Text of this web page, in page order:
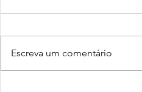
Escreva um comentário